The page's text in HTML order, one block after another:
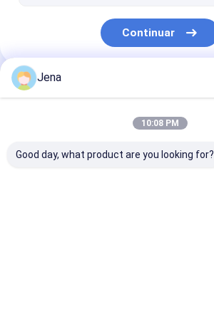
molde de la emisión de la señal 5G
Continuar
Nuestras Categorías
Jena
10:08 PM
Good day, what product are you looking for?